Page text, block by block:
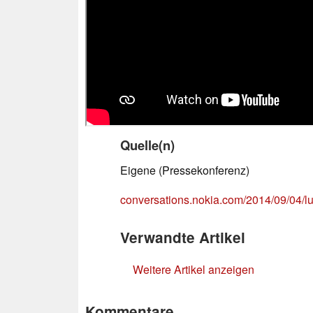
Quelle(n)
Eigene (Pressekonferenz)
conversations.nokia.com/2014/09/04/
Verwandte Artikel
Weitere Artikel anzeigen